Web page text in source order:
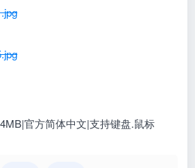
官方简体中文|支持键盘.鼠标